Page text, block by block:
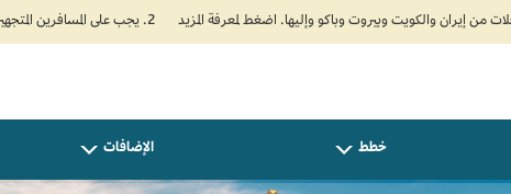
2. يجب على المسافرين المتجهين إلى الهند تعبئة نموذج الإقرار الصحي الذاتي (Air Suvidha) الإلزامي قبل موعد الوصول بـ 24 ساعة على الأقل. اضغط هنا للدخول إلى بوابة Air Suvidha.
خطط الإضافات